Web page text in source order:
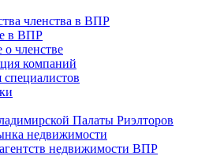
членства в ВПР
в ВПР
членстве
компаний
специалистов
Палаты Риэлторов
недвижимости
недвижимости ВПР